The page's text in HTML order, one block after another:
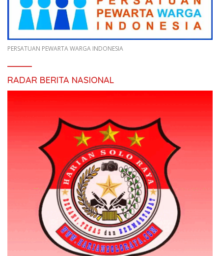
PERSATUAN PEWARTA WARGA INDONESIA
RADAR BERITA NASIONAL